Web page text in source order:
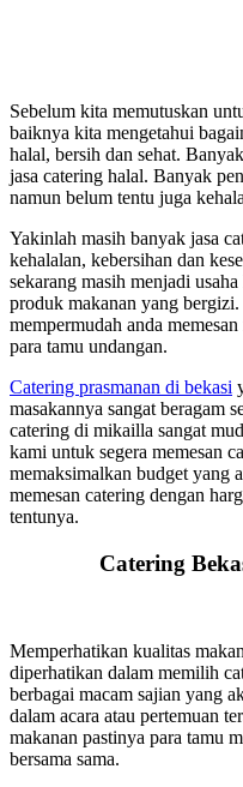
Sebelum kita memutuskan
baiknya kita mengetahui
halal, bersih dan sehat.
jasa catering halal. Banyak
namun belum tentu juga
Yakinlah masih banyak jasa
kehalalan, kebersihan dan
sekarang masih menjadi
produk makanan yang
mempermudah anda
para tamu undangan.
Catering prasmanan di bekasi
masakannya sangat beragam
catering di mikailla sangat
kami untuk segera memesan
memaksimalkan budget yang
memesan catering dengan
tentunya.
Catering
Memperhatikan kualitas
diperhatikan dalam memilih
berbagai macam sajian yang
dalam acara atau pertemuan
makanan pastinya para tamu
bersama sama.